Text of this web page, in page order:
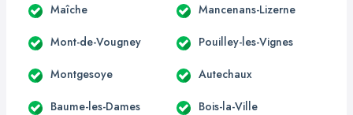
Maîche Mancenans-Lizerne
Mont-de-Vougney Pouilley-les-Vignes
Montgesoye Autechaux
Baume-les-Dames Bois-la-Ville